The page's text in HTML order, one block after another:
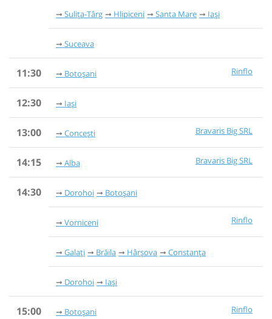
Sulița-Târg Hlipiceni Santa Mare Iași
Suceava
11:30 Rinflo
Botoșani
12:30 Iași
13:00 Bravaris Big SRL
Concești
14:15 Bravaris Big SRL
Alba
14:30 Dorohoi Botoșani
Rinflo
Vorniceni
Galați Brăila Hârșova Constanța
Dorohoi Iași
15:00 Rinflo
Botoșani